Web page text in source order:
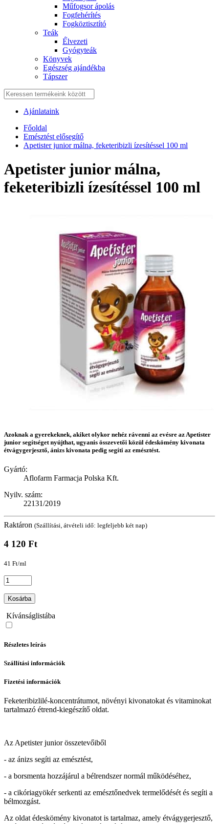
Műfogsor ápolás
Fogfehérítés
Fogköztisztító
Teák
É́lvezeti
Gyógyteák
Könyvek
Egészség ajándékba
Tápszer
Ajánlataink
Főoldal
Emésztést elősegítő
Apetister junior málna, feketeribizli ízesítéssel 100 ml
Apetister junior málna,
feketeribizli ízesítéssel 100 ml
Azoknak a gyerekeknek, akiket olykor nehéz rávenni az evésre az Apetister
junior segítséget nyújthat, ugyanis összevetői közül édeskömény kivonata
étvágygerjesztő, ánizs kivonata pedig segíti az emésztést.
Gyártó:
Aflofarm Farmacja Polska Kft.
Nyilv. szám:
22131/2019
Raktáron (Szállítási, átvételi idő: legfeljebb két nap)
4 120 Ft
41 Ft/ml
Kosárba
Kívánságlistába
Részletes leírás
Szállítási információk
Fizetési információk
Feketeribizlilé-koncentrátumot, növényi kivonatokat és vitaminokat
tartalmazó étrend-kiegészítő oldat.
Az Apetister junior összetevőiből
- az ánizs segíti az emésztést,
- a borsmenta hozzájárul a bélrendszer normál működéséhez,
- a cikóriagyökér serkenti az emésztőnedvek termelődését és segíti a
bélmozgást.
Az oldat édeskömény kivonatot is tartalmaz, amely étvágygerjesztő,